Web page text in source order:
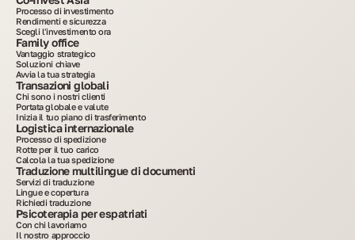
Processo di investimento
Rendimenti e sicurezza
Scegli l'investimento ora
Family office
Vantaggio strategico
Soluzioni chiave
Avvia la tua strategia
Transazioni globali
Chi sono i nostri clienti
Portata globale e valute
Inizia il tuo piano di trasferimento
Logistica internazionale
Processo di spedizione
Rotte per il tuo carico
Calcola la tua spedizione
Traduzione multilingue di documenti
Servizi di traduzione
Lingue e copertura
Richiedi traduzione
Psicoterapia per espatriati
Con chi lavoriamo
Il nostro approccio